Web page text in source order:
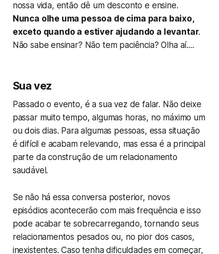
nossa vida, então dê um desconto e ensine.
Nunca olhe uma pessoa de cima para baixo,
exceto quando a estiver ajudando a levantar.
Não sabe ensinar? Não tem paciência? Olha aí....
Sua vez
Passado o evento, é a sua vez de falar. Não deixe
passar muito tempo, algumas horas, no máximo um
ou dois dias. Para algumas pessoas, essa situação
é difícil e acabam relevando, mas essa é a principal
parte da construção de um relacionamento
saudável.
Se não há essa conversa posterior, novos
episódios acontecerão com mais frequência e isso
pode acabar te sobrecarregando, tornando seus
relacionamentos pesados ou, no pior dos casos,
inexistentes. Caso tenha dificuldades em começar,